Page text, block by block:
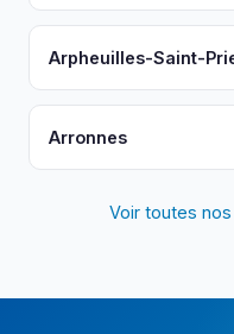
Arpheuilles-Saint-
Arronnes
Voir toutes